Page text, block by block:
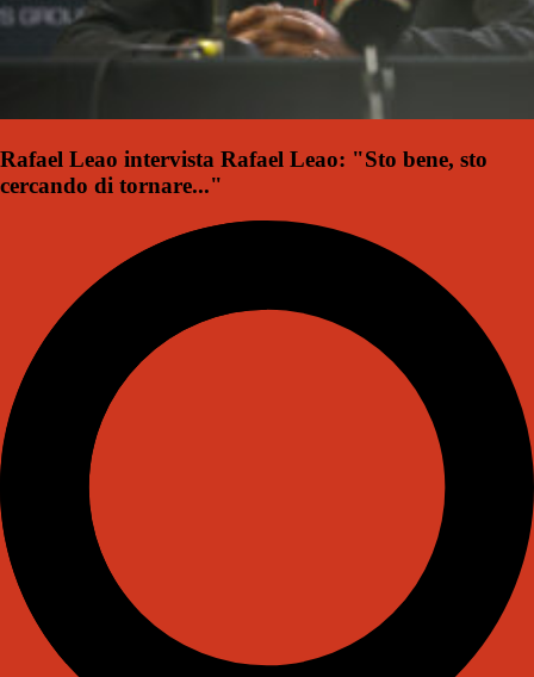
Rafael Leao intervista Rafael Leao: "Sto bene, sto
cercando di tornare..."